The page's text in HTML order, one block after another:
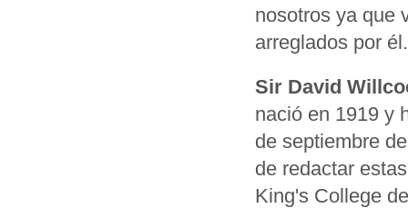
nosotros ya que
arreglados por él.
Sir David
nació en 1919 y
de septiembre
de redactar
King's College